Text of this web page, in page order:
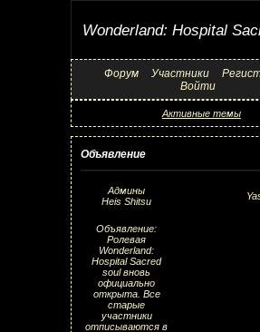
Wonderland: Hospital
Форум Участники
Войти
Активные темы
Объявление
Админы
Heis Shitsu
Объявление:
Ролевая
Wonderland:
Hospital Sacred
soul вновь
официально
открыта. Все
старые
участники
отписываются в